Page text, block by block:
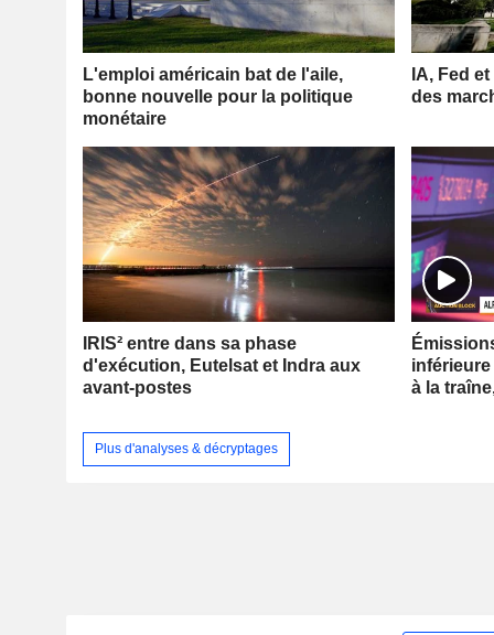
L'emploi américain bat de l'aile,
bonne nouvelle pour la politique
monétaire
IA, Fed
des
IRIS² entre dans sa phase
d'exécution, Eutelsat et Indra aux
avant-postes
à la
Plus d'analyses & décryptages